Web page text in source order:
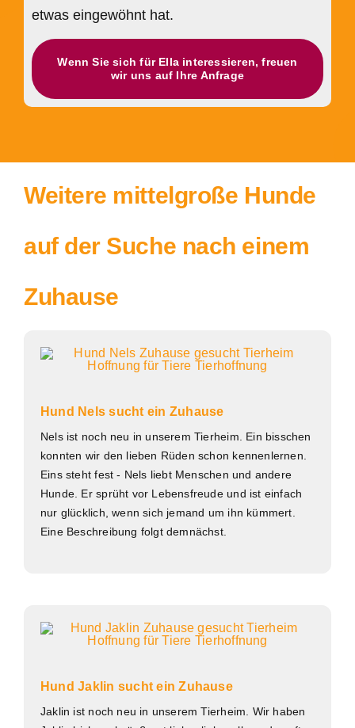
etwas eingewöhnt hat.
Wenn Sie sich für Ella interessieren, freuen
wir uns auf Ihre Anfrage
Weitere mittelgroße Hunde
auf der Suche nach einem
Zuhause
Hund Nels sucht ein Zuhause
Nels ist noch neu in unserem Tierheim. Ein bisschen
konnten wir den lieben Rüden schon kennenlernen.
Eins steht fest - Nels liebt Menschen und andere
Hunde. Er sprüht vor Lebensfreude und ist einfach
nur glücklich, wenn sich jemand um ihn kümmert.
Eine Beschreibung folgt demnächst.
Hund Jaklin sucht ein Zuhause
Jaklin ist noch neu in unserem Tierheim. Wir haben